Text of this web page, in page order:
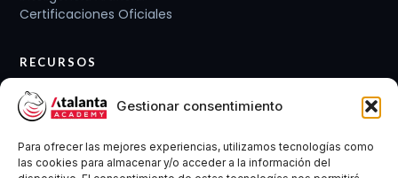
Gestionar consentimiento
Para ofrecer las mejores experiencias, utilizamos tecnologías como
las cookies para almacenar y/o acceder a la información del
Certificaciones Oficiales
RECURSOS
Planes de carrera
Cursos y Packs
Conócenos